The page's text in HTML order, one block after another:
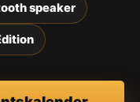
speaker